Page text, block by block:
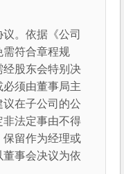
。依据《公司
需符合章程规
经股东会特别决
须由董事局主
在子公司的公
法定事由不得
留作为经理或
事会决议为依